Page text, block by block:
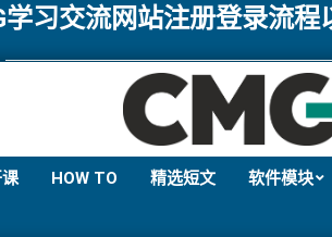
学习交流网站注册登录流程
HOW TO 精选短文 软件模块